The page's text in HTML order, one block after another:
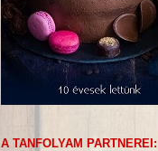
A TANFOLYAM PARTNEREI: